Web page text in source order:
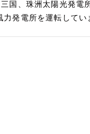
国、珠洲太陽光発電
発電所を運転してい